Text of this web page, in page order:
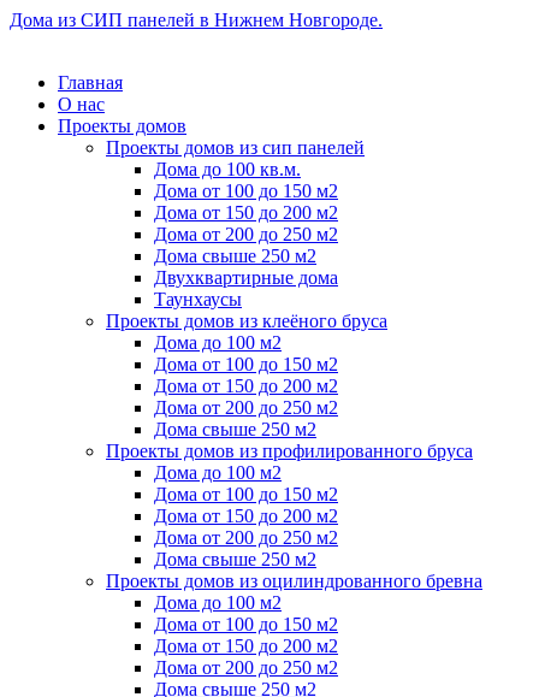
Дома из СИП панелей в Нижнем Новгороде.
Главная
О нас
Проекты домов
Проекты домов из сип панелей
Дома до 100 кв.м.
Дома от 100 до 150 м2
Дома от 150 до 200 м2
Дома от 200 до 250 м2
Дома свыше 250 м2
Двухквартирные дома
Таунхаусы
Проекты домов из клеёного бруса
Дома до 100 м2
Дома от 100 до 150 м2
Дома от 150 до 200 м2
Дома от 200 до 250 м2
Дома свыше 250 м2
Проекты домов из профилированного бруса
Дома до 100 м2
Дома от 100 до 150 м2
Дома от 150 до 200 м2
Дома от 200 до 250 м2
Дома свыше 250 м2
Проекты домов из оцилиндрованного бревна
Дома до 100 м2
Дома от 100 до 150 м2
Дома от 150 до 200 м2
Дома от 200 до 250 м2
Дома свыше 250 м2